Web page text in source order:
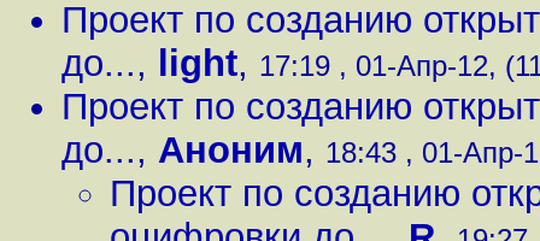
Проект по созданию
до..., light, 17:19 , 01-Апр-12,
Проект по созданию
до..., Аноним, 18:43 , 01-Апр-
Проект по созданию